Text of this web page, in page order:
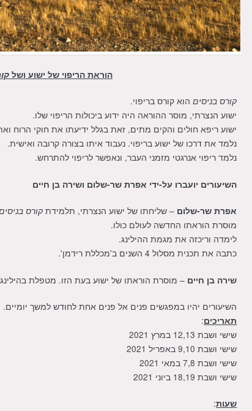
הוראת הריפוי של ישוע ושל
קורס בניסיםהוא קורס בריפוי.
ישוע הנצרתי, מוסר ההוראה היה ידוע ביכולות הריפוי שלו.
ישוע ריפא חולים והקים מתים, זאת בגלל ידיעתו את חוקי הרוח
נלמד את דרכו של ישוע בריפוי. נעבוד איתו בצורה קרובה ואישית.
נלמד ריפוי אנרגטי מזמני העבר, ונאפשר לריפוי להתרחש.
השיעורים יועברו על-ידי אפרת שר-שלום ושירה בן חיים
אפרת שר-שלום – שליחתו של ישוע הנצרתי, תלמידת קורס
מוסרת הוראתו החדשה לעולם כולו.
לימדה וריכזה את מגמת ההילינג.
כתבה את תכנית מסלול 4 השנים ב'מכללת רידמן'.
שירה בן חיים – מוסרת הוראתו של ישוע בעת הזו. מטפלת
השיעורים יהיו במפגשים פנים אל פנים אחת לחודש למשך יומיים.
תאריכים:
שישי ושבת 12,13 במרץ 2021
שישי ושבת 9,10 באפריל 2021
שישי ושבת 7,8 במאי 2021
שישי ושבת 18,19 ביוני 2021
שעות: